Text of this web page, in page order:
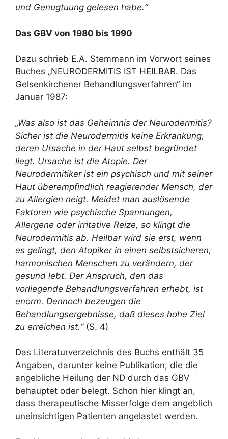
und Genugtuung gelesen habe.“
Das GBV von 1980 bis 1990
Dazu schrieb E.A. Stemmann im Vorwort seines
Buches „NEURODERMITIS IST HEILBAR. Das
Gelsenkirchener Behandlungsverfahren“ im
Januar 1987:
„Was also ist das Geheimnis der Neurodermitis?
Sicher ist die Neurodermitis keine Erkrankung,
deren Ursache in der Haut selbst begründet
liegt. Ursache ist die Atopie. Der
Neurodermitiker ist ein psychisch und mit seiner
Haut überempfindlich reagierender Mensch, der
zu Allergien neigt. Meidet man auslösende
Faktoren wie psychische Spannungen,
Allergene oder irritative Reize, so klingt die
Neurodermitis ab. Heilbar wird sie erst, wenn
es gelingt, den Atopiker in einen selbstsicheren,
harmonischen Menschen zu verändern, der
gesund lebt. Der Anspruch, den das
vorliegende Behandlungsverfahren erhebt, ist
enorm. Dennoch bezeugen die
Behandlungsergebnisse, daß dieses hohe Ziel
zu erreichen ist.“(S. 4)
Das Literaturverzeichnis des Buchs enthält 35
Angaben, darunter keine Publikation, die die
angebliche Heilung der ND durch das GBV
behauptet oder belegt. Schon hier klingt an,
dass therapeutische Misserfolge dem angeblich
uneinsichtigen Patienten angelastet werden.